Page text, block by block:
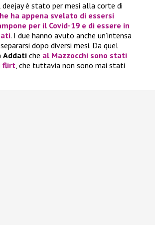
deejay è stato per mesi alla corte di
ha appena svelato di essersi
per il Covid-19 e di essere in
. I due hanno avuto anche un’intensa
dopo diversi mesi. Da quel
Addati che al Mazzocchi sono stati
flirt, che tuttavia non sono mai stati